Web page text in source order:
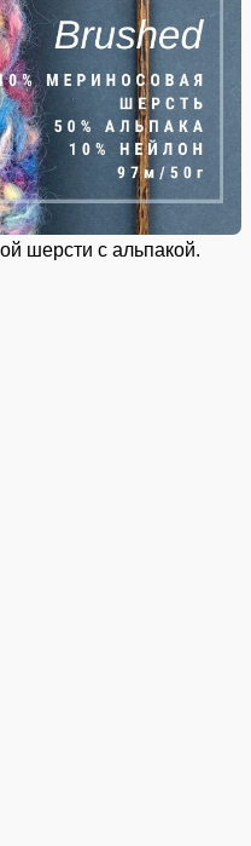
шерсти с альпакой.